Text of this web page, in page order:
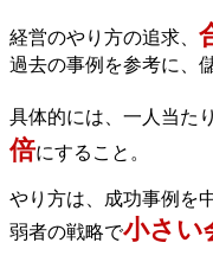
経営のやり方の追求、
過去の事例を参考に、
具体的には、一人当た
倍にすること。
やり方は、成功事例を
弱者の戦略で小さい